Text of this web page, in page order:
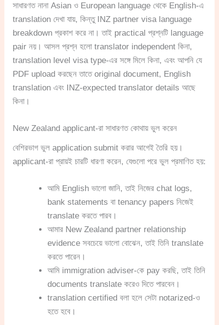
সাধারণত নানা Asian ও European language থেকে English-এ
translation দেখা যায়, কিন্তু INZ partner visa language
breakdown প্রকাশ করে না। তাই practical প্রশ্নটি language
pair নয়। আসল প্রশ্ন হলো translator independent কিনা,
translation level visa type-এর সঙ্গে মিলে কিনা, এবং আপনি যে
PDF upload করছেন তাতে original document, English
translation এবং INZ-expected translator details আছে
কিনা।
New Zealand applicant-রা সাধারণত কোথায় ভুল করেন
বেশিরভাগ ভুল application submit করার আগেই তৈরি হয়।
applicant-রা প্রায়ই চারটি ধারণা করেন, যেগুলো পরে ভুল প্রমাণিত হয়:
আমি English ভালো জানি, তাই নিজের chat logs,
bank statements বা tenancy papers নিজেই
translate করতে পারব।
আমার New Zealand partner relationship
evidence সবচেয়ে ভালো বোঝেন, তাই তিনি translate
করতে পারেন।
আমি immigration adviser-কে pay করছি, তাই তিনি
documents translate করেও দিতে পারবেন।
translation certified বলা হলে সেটা notarized-ও
হতে হবে।